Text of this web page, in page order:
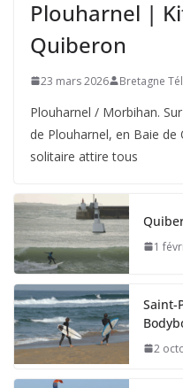
Plouharnel |
Quiberon
23 mars 2026 Bretagne
Plouharnel / Morbihan.
de Plouharnel, en Baie
solitaire attire tous
1
Saint-
2